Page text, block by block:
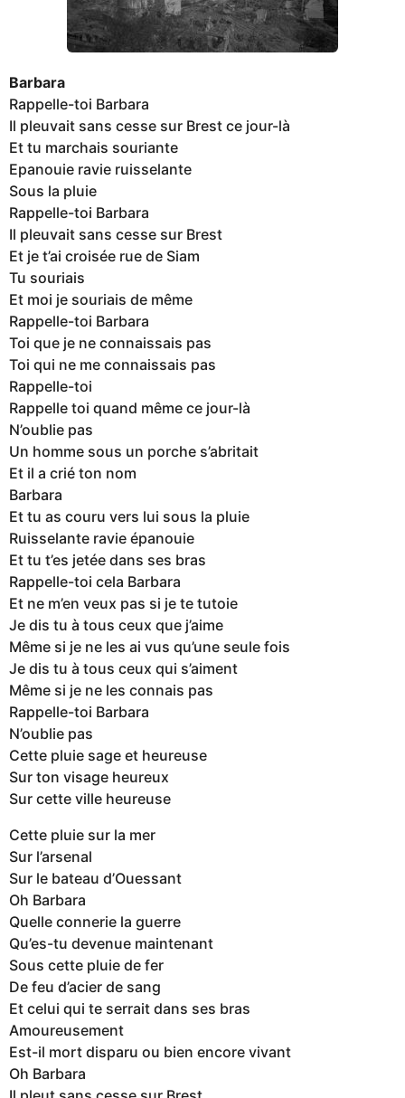
Barbara
Rappelle-toi Barbara
Il pleuvait sans cesse sur Brest ce jour-là
Et tu marchais souriante
Epanouie ravie ruisselante
Sous la pluie
Rappelle-toi Barbara
Il pleuvait sans cesse sur Brest
Et je t’ai croisée rue de Siam
Tu souriais
Et moi je souriais de même
Rappelle-toi Barbara
Toi que je ne connaissais pas
Toi qui ne me connaissais pas
Rappelle-toi
Rappelle toi quand même ce jour-là
N’oublie pas
Un homme sous un porche s’abritait
Et il a crié ton nom
Barbara
Et tu as couru vers lui sous la pluie
Ruisselante ravie épanouie
Et tu t’es jetée dans ses bras
Rappelle-toi cela Barbara
Et ne m’en veux pas si je te tutoie
Je dis tu à tous ceux que j’aime
Même si je ne les ai vus qu’une seule fois
Je dis tu à tous ceux qui s’aiment
Même si je ne les connais pas
Rappelle-toi Barbara
N’oublie pas
Cette pluie sage et heureuse
Sur ton visage heureux
Sur cette ville heureuse
Cette pluie sur la mer
Sur l’arsenal
Sur le bateau d’Ouessant
Oh Barbara
Quelle connerie la guerre
Qu’es-tu devenue maintenant
Sous cette pluie de fer
De feu d’acier de sang
Et celui qui te serrait dans ses bras
Amoureusement
Est-il mort disparu ou bien encore vivant
Oh Barbara